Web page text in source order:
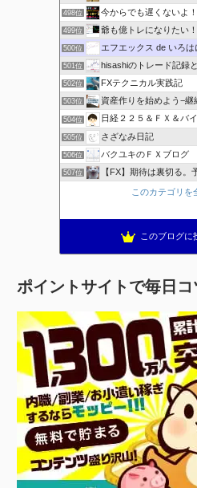
498位 今からでも遅くないよ！
499位 爺も億トレになりたい
500位 エフエックス de いろは
501位 hisashiのトレード記録
502位 FXテクニカル実践記
503位 資産作りを始めよう−継
504位 日経２２５＆ＦＸ＆バイ
505位 さざなみ日記
506位 バクユキのＦＸブログ
507位 【FX】期待は裏切る。予想は
このカテゴリを
このブログに
ポイントサイトで毎日コ